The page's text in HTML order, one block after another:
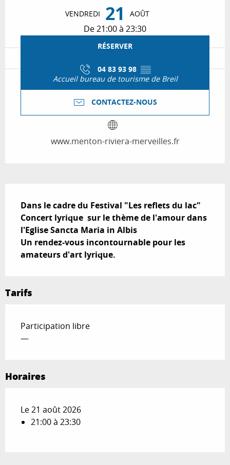
VENDREDI 21 AOÛT
De 21:00 à 23:30
RÉSERVER
04 83 93 98 ▒▒
Accueil bureau de tourisme de Breil
CONTACTEZ-NOUS
www.menton-riviera-merveilles.fr
Dans le cadre du Festival "Les reflets du lac"
Concert lyrique  sur le thème de l'amour dans
l'Eglise Sancta Maria in Albis
Un rendez-vous incontournable pour les
amateurs d'art lyrique.
Tarifs
Participation libre
—
Horaires
Le 21 août 2026
21:00 à 23:30